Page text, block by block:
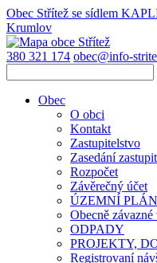
Obec Střítež se sídlem
Krumlov
380 321 174 obec@info-
Obec
O obci
Kontakt
Zastupitelstvo
Zasedání
Rozpočet
Závěrečný účet
ÚZEMNÍ PLÁN
Obecně
ODPADY
PROJEKTY,
Registrovaní